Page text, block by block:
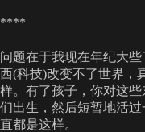
****
问题在于我现在年纪大
西(科技)改变不了世界，
样。有了孩子，你对这
们出生，然后短暂地活
直都是这样。